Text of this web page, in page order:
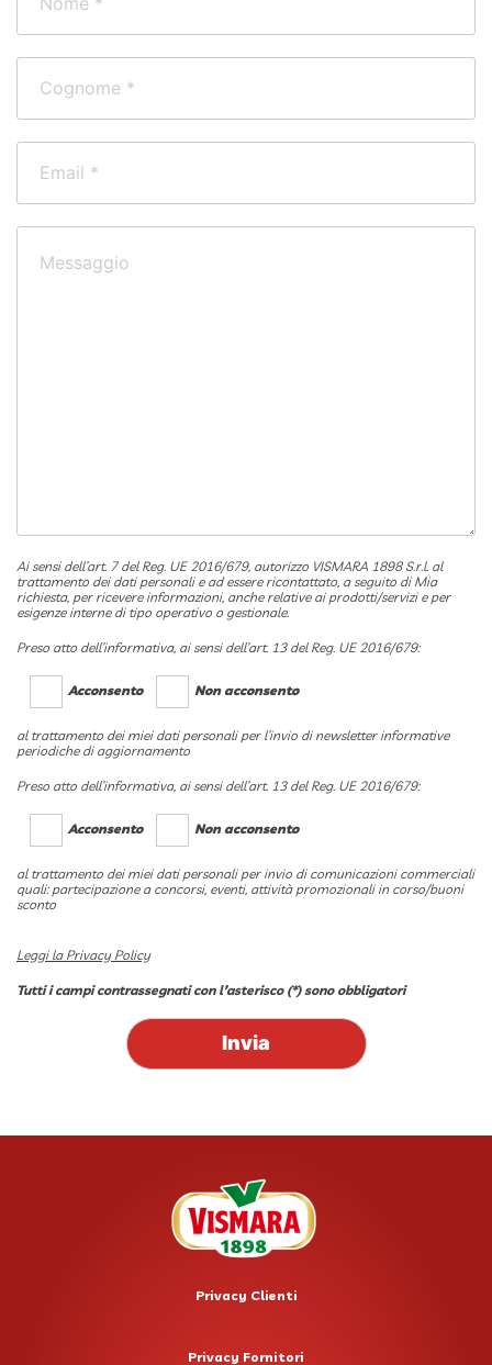
Ai sensi dell’art. 7 del Reg. UE 2016/679, autorizzo VISMARA 1898 S.r.l. al
trattamento dei dati personali e ad essere ricontattato, a seguito di Mia
richiesta, per ricevere informazioni, anche relative ai prodotti/servizi e per
esigenze interne di tipo operativo o gestionale.
Preso atto dell’informativa, ai sensi dell’art. 13 del Reg. UE 2016/679:
Acconsento Non acconsento
al trattamento dei miei dati personali per l’invio di newsletter informative
periodiche di aggiornamento
Preso atto dell’informativa, ai sensi dell’art. 13 del Reg. UE 2016/679:
Acconsento Non acconsento
al trattamento dei miei dati personali per invio di comunicazioni commerciali
quali: partecipazione a concorsi, eventi, attività promozionali in corso/buoni
sconto
Leggi la Privacy Policy
Tutti i campi contrassegnati con l’asterisco (*) sono obbligatori
Privacy Clienti
Privacy Fornitori